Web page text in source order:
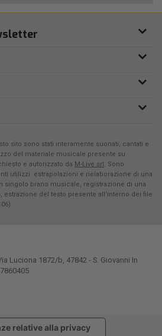
sito sono stati interamente suonati, cantati e
del materiale musicale presente su
e autorizzato da M-Live srl. Sono
utilizzi: estrapolazioni e rielaborazione di una
singolo brano musicale, registrazione di una
estrazione del testo presente all'interno dei file
Luciona 1872/b, 47842 - S. Giovanni In
relative alla privacy